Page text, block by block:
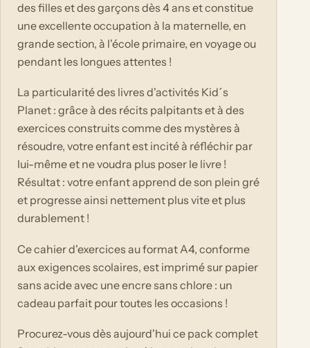
des filles et des garçons dès 4 ans et constitue
une excellente occupation à la maternelle, en
grande section, à l'école primaire, en voyage ou
pendant les longues attentes !
La particularité des livres d'activités Kid´s
Planet : grâce à des récits palpitants et à des
exercices construits comme des mystères à
résoudre, votre enfant est incité à réfléchir par
lui-même et ne voudra plus poser le livre !
Résultat : votre enfant apprend de son plein gré
et progresse ainsi nettement plus vite et plus
durablement !
Ce cahier d'exercices au format A4, conforme
aux exigences scolaires, est imprimé sur papier
sans acide avec une encre sans chlore : un
cadeau parfait pour toutes les occasions !
Procurez-vous dès aujourd'hui ce pack complet